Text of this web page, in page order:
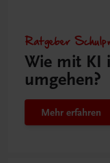
Ratgeber
Wie mit KI
umgehen?
Mehr erfahren